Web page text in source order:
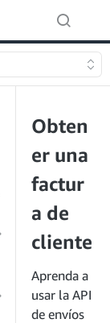
Obten
er una
factur
a de
cliente
Aprenda a
usar la API
de envíos